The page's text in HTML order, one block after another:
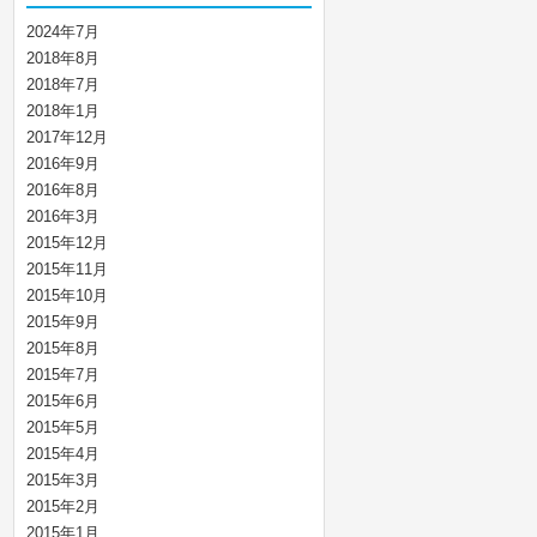
2024年7月
2018年8月
2018年7月
2018年1月
2017年12月
2016年9月
2016年8月
2016年3月
2015年12月
2015年11月
2015年10月
2015年9月
2015年8月
2015年7月
2015年6月
2015年5月
2015年4月
2015年3月
2015年2月
2015年1月